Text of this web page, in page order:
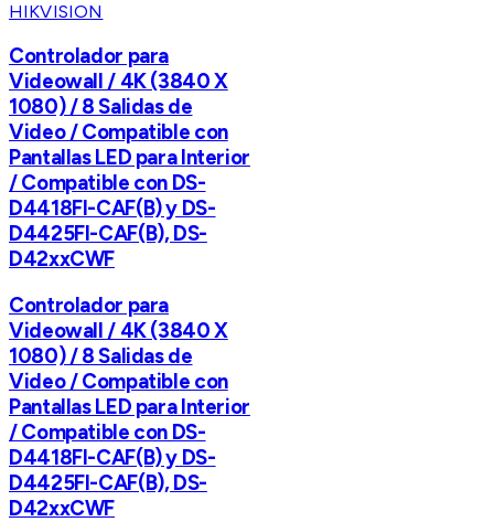
HIKVISION
Controlador para
Videowall / 4K (3840 X
1080) / 8 Salidas de
Video / Compatible con
Pantallas LED para Interior
/ Compatible con DS-
D4418FI-CAF(B) y DS-
D4425FI-CAF(B), DS-
D42xxCWF
Controlador para
Videowall / 4K (3840 X
1080) / 8 Salidas de
Video / Compatible con
Pantallas LED para Interior
/ Compatible con DS-
D4418FI-CAF(B) y DS-
D4425FI-CAF(B), DS-
D42xxCWF